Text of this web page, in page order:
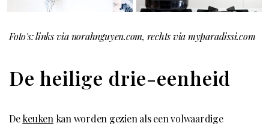
Foto's: links via norahnguyen.com, rechts via myparadissi.com
De heilige drie-eenheid
Dekeuken kan worden gezien als een volwaardige